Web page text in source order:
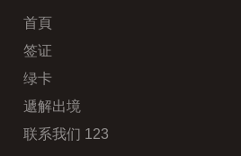
首頁
签证
绿卡
遞解出境
联系我们 123